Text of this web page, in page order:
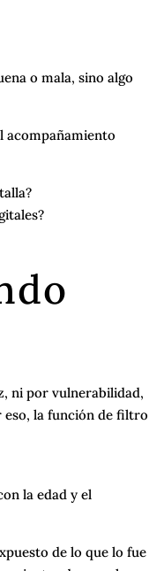
o mala, sino algo
acompañamiento
ni por vulnerabilidad,
eso, la función de filtro
la edad y el
de lo que lo fue